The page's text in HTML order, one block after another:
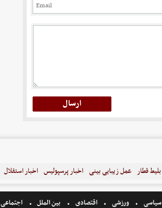
بلیط قطار عمل زیبایی بینی اخبار پرسپولیس اخبار استقلال
سیاسی ورزشی اقتصادی بین الملل اجتماعی